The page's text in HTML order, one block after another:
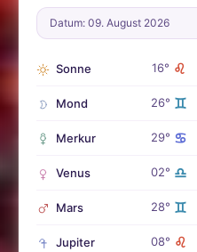
Datum: 09. August 2026
Sonne 16° ♌
Mond 26° ♊
Merkur 29° ♋
Venus 02° ♎
Mars 28° ♊
Jupiter 08° ♌